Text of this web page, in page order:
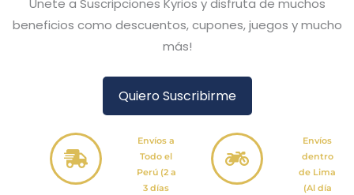
Únete a Suscripciones Kyrios y disfruta de muchos
beneficios como descuentos, cupones, juegos y mucho
más!
Quiero Suscribirme
Envíos a
Todo el
Perú (2 a
3 días
Envíos
dentro
de Lima
(Al día